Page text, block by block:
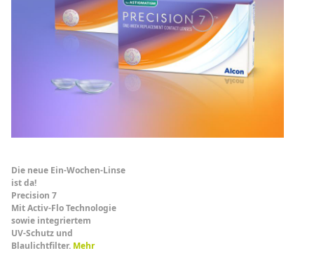
Die neue Ein-Wochen-Linse
ist da!
Precision 7
Mit Activ-Flo Technologie
sowie integriertem
UV-Schutz und
Blaulichtfilter. Mehr